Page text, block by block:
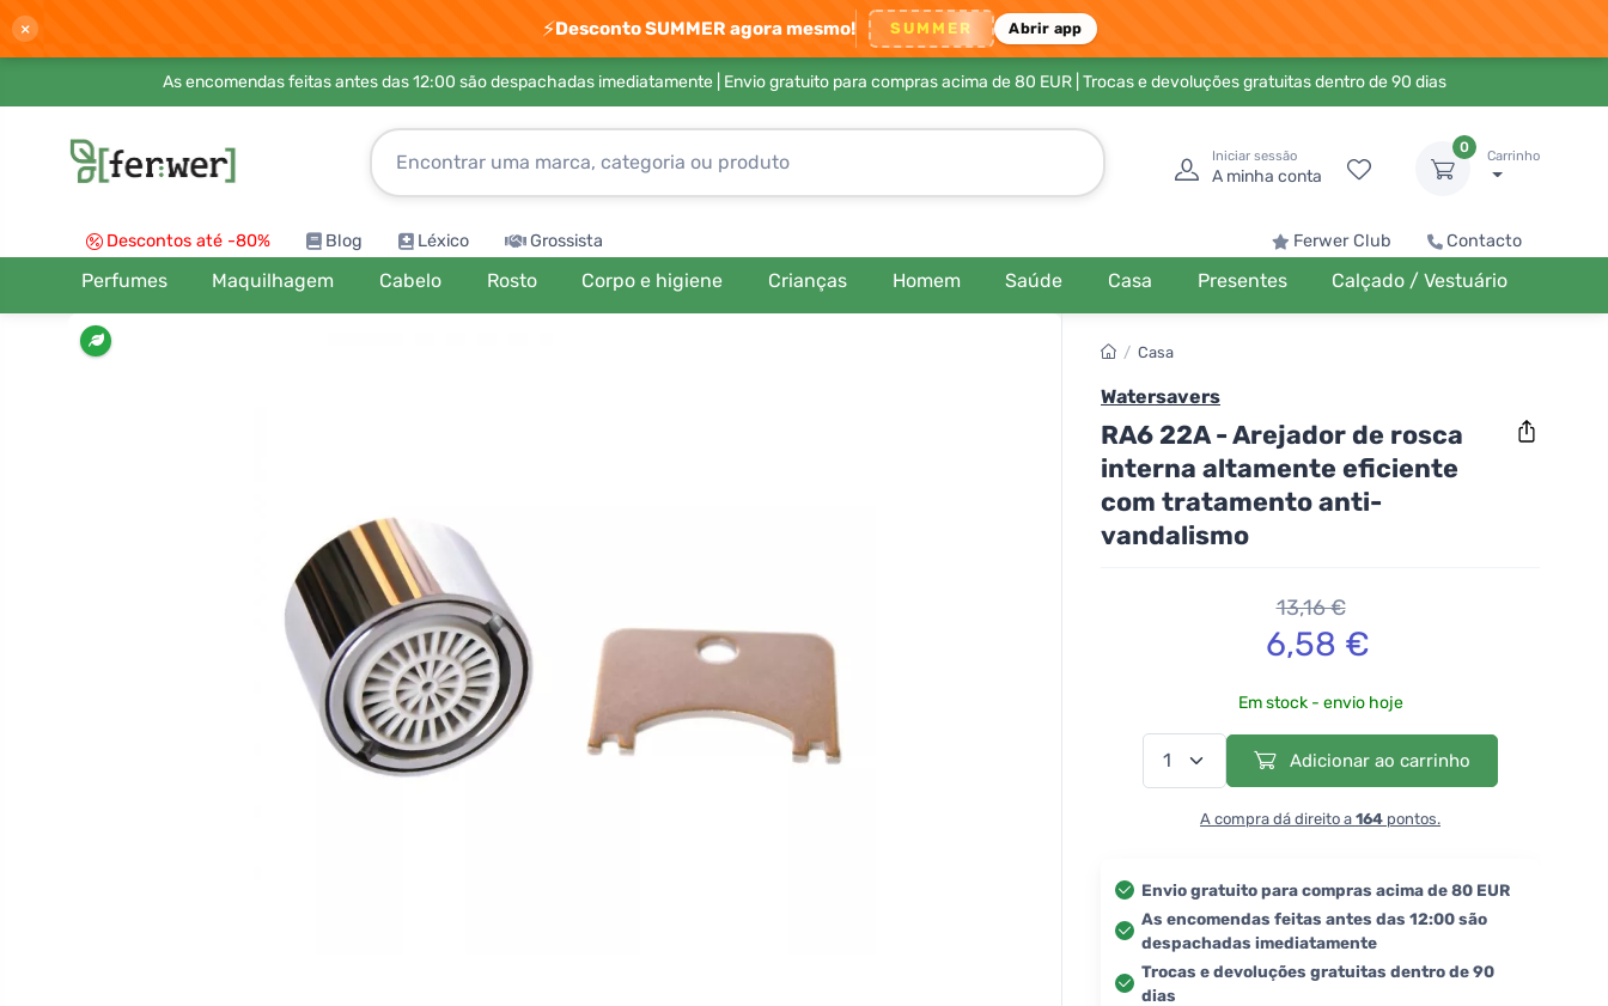
× ⚡Desconto SUMMER agora mesmo! SUMMER Abrir app
As encomendas feitas antes das 12:00 são despachadas imediatamente | Envio gratuito para compras acima de 80 EUR| Trocas e devoluções gratuitas dentro de 90 dias
Iniciar sessão
A minha conta
0
Carrinho
Descontos até -80% Blog Léxico Grossista Ferwer Club Contacto
Perfumes Maquilhagem Cabelo Rosto Corpo e higiene Crianças Homem Saúde Casa Presentes Calçado / Vestuário
/ Casa
Watersavers
RA6 22A - Arejador de rosca
interna altamente eficiente
com tratamento anti-
vandalismo
13,16 €
6,58 €
Em stock - envio hoje
Adicionar ao carrinho
A compra dá direito a 164 pontos.
Envio gratuito para compras acima de 80 EUR
As encomendas feitas antes das 12:00 são
despachadas imediatamente
Trocas e devoluções gratuitas dentro de 90
dias